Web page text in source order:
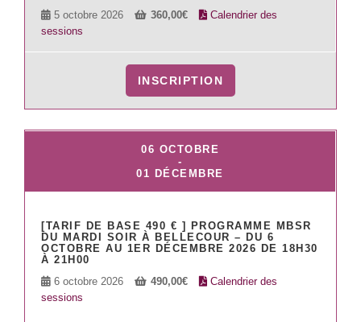
5 octobre 2026
360,00€
Calendrier des
sessions
INSCRIPTION
06 OCTOBRE
-
01 DÉCEMBRE
[TARIF DE BASE 490 € ] PROGRAMME MBSR
DU MARDI SOIR À BELLECOUR – DU 6
OCTOBRE AU 1ER DÉCEMBRE 2026 DE 18H30
À 21H00
6 octobre 2026
490,00€
Calendrier des
sessions